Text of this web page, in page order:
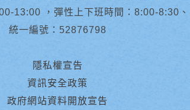
13:00 ，彈性上下班時間：8:00-8:30
統一編號：52876798
隱私權宣告
資訊安全政策
政府網站資料開放宣告